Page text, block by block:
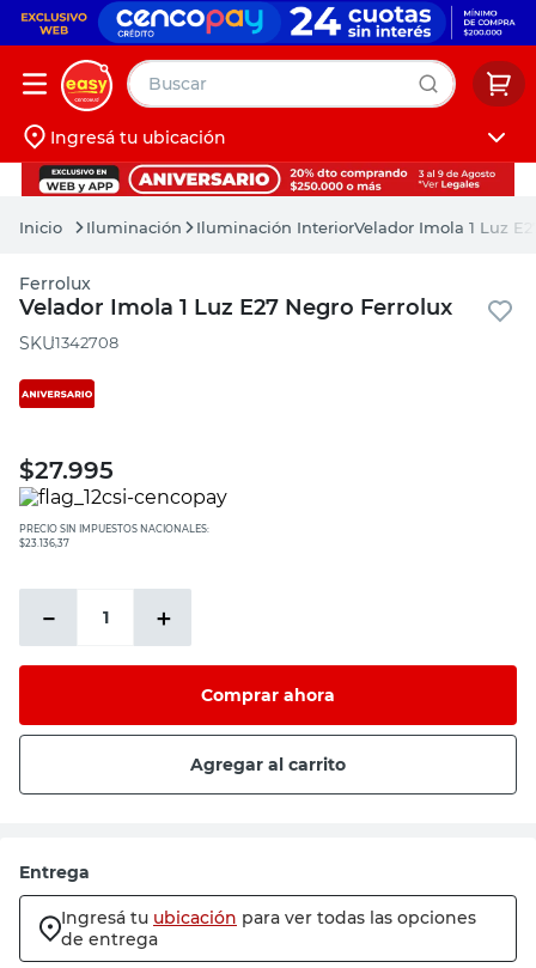
Buscar
Iniciá sesión
Ingresá tu ubicación
Iluminación Iluminación InteriorVelador Imola 1 Luz
Ferrolux
Velador Imola 1 Luz E27 Negro Ferrolux
:1342708
$27.995
PRECIO SIN IMPUESTOS NACIONALES:
$23.136,37
＋
－
Comprar ahora
Agregar al carrito
Entrega
Ingresá tu ubicación para ver todas las opciones
de entrega
muebles
pintura
escritorio
puertas